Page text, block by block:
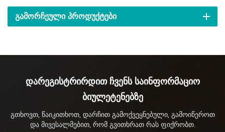
ᲒᲐᲛᲝᲠᲩᲔᲣᲚᲘ ᲞᲠᲝᲓᲣᲥᲢᲔᲑᲘ
Დარეგისტრირდით Ჩვენს Საინფორმაციო
Ბიულეტენებზე
გთხოვთ, წაიკითხოთ, დარჩით გამოქვეყნებული, გამოიწეროთ
და მივესალმებით, რომ გვითხრათ რას ფიქრობთ.